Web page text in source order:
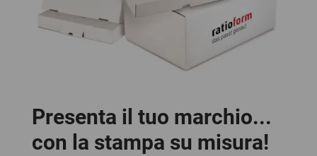
Presenta il tuo marchio...
con la stampa su misura!